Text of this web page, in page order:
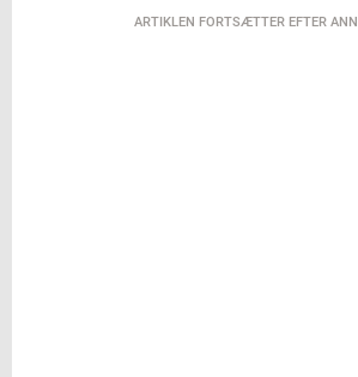
ARTIKLEN FORTSÆTTER EFTER